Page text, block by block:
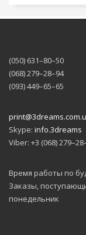
(050) 631–80–50
(068) 279–28–94
(093) 449–65–65
Skype: info.3dreams
Viber: +3 (068)
Время работы по
Заказы,
понедельник